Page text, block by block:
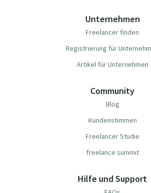
Unternehmen
Freelancer finden
Registrierung für
Artikel für Unternehmen
Community
Blog
Kundenstimmen
Freelancer Studie
freelance summit
Hilfe und Support